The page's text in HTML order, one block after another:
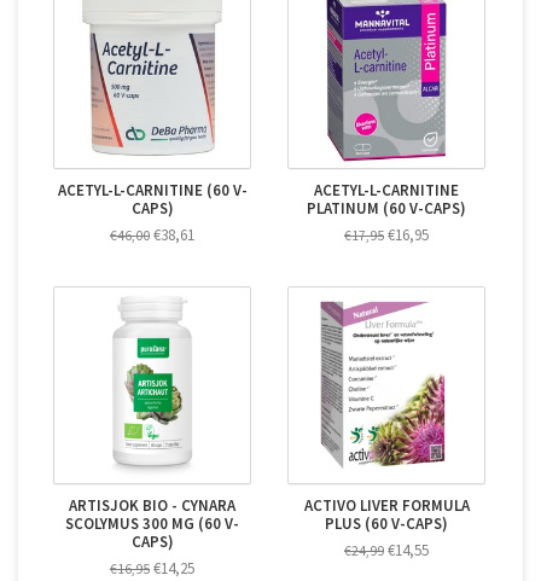
ACETYL-L-CARNITINE (60 V-
CAPS)
€46,00 €38,61
ACETYL-L-CARNITINE
PLATINUM (60 V-CAPS)
€17,95 €16,95
ARTISJOK BIO - CYNARA
SCOLYMUS 300 MG (60 V-
CAPS)
€16,95 €14,25
ACTIVO LIVER FORMULA
PLUS (60 V-CAPS)
€24,99 €14,55